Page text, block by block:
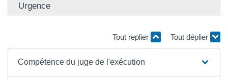
Urgence
Tout replier Tout déplier
Compétence du juge de l'exécution